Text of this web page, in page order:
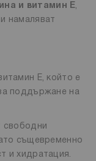
и витамин Е,
намаляват
E, който е
поддържане на
свободни
същевременно
и хидратация.